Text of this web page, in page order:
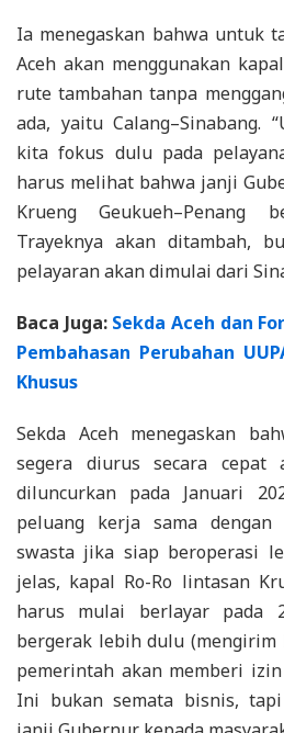
Ia menegaskan bahwa untuk
Aceh akan menggunakan
rute tambahan tanpa
ada, yaitu Calang–Sinabang.
kita fokus dulu pada
harus melihat bahwa janji
Krueng Geukueh–Penang
Trayeknya akan ditambah,
pelayaran akan dimulai dari
Baca Juga: Sekda Aceh dan
Pembahasan Perubahan
Khusus
Sekda Aceh menegaskan
segera diurus secara cepat
diluncurkan pada Januari
peluang kerja sama dengan
swasta jika siap beroperasi
jelas, kapal Ro-Ro lintasan
harus mulai berlayar pada
bergerak lebih dulu (mengirim
pemerintah akan memberi
Ini bukan semata bisnis,